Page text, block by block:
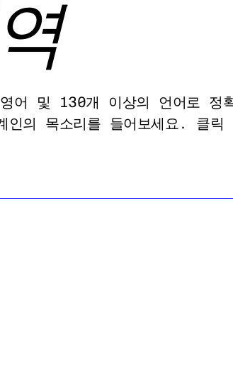
어 및 130개 이상의 언어로
인의 목소리를 들어보세요. 클